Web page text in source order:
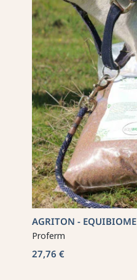
AGRITON - EQUIBIOME
Proferm
27,76 €